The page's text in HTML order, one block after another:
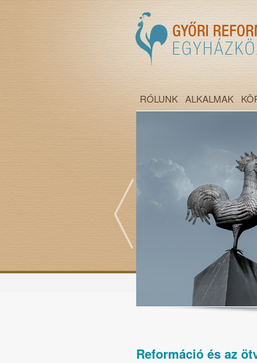
RÓLUNK ALKALMAK
Reformáció és az